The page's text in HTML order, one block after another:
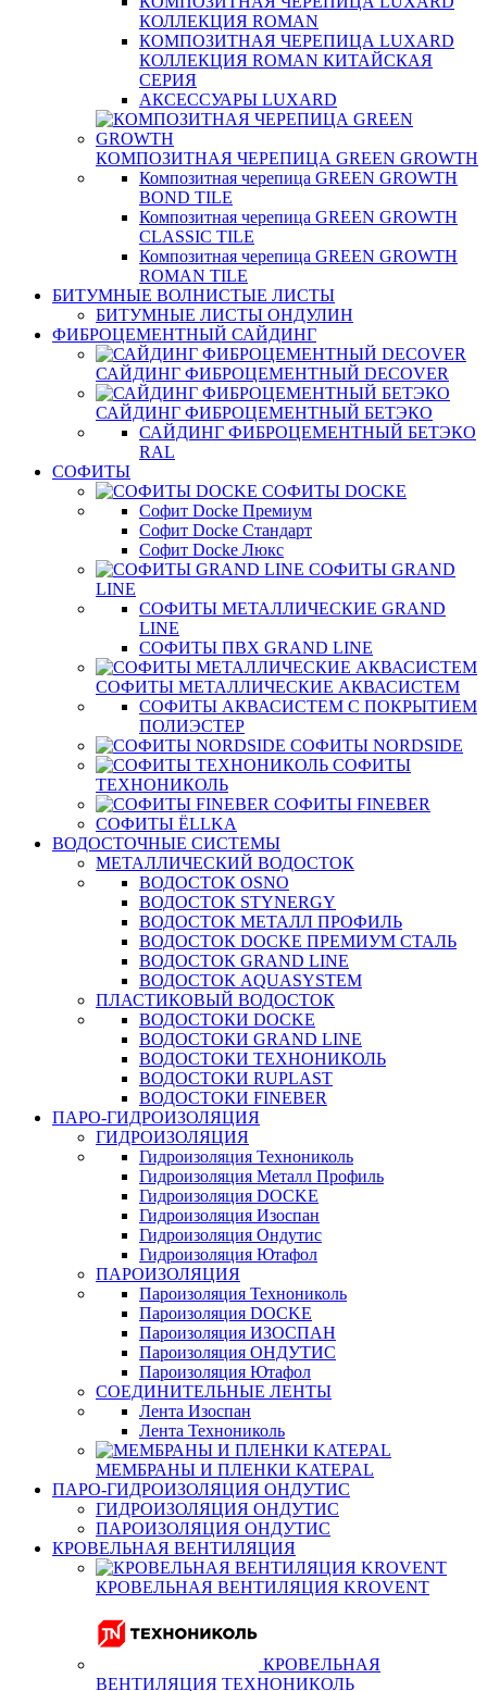
КОЛЛЕКЦИЯ ROMAN
КОМПОЗИТНАЯ ЧЕРЕПИЦА LUXARD
КОЛЛЕКЦИЯ ROMAN КИТАЙСКАЯ
СЕРИЯ
АКСЕССУАРЫ LUXARD
КОМПОЗИТНАЯ ЧЕРЕПИЦА GREEN GROWTH
Композитная черепица GREEN GROWTH
BOND TILE
Композитная черепица GREEN GROWTH
CLASSIC TILE
Композитная черепица GREEN GROWTH
ROMAN TILE
БИТУМНЫЕ ВОЛНИСТЫЕ ЛИСТЫ
БИТУМНЫЕ ЛИСТЫ ОНДУЛИН
ФИБРОЦЕМЕНТНЫЙ САЙДИНГ
САЙДИНГ ФИБРОЦЕМЕНТНЫЙ DECOVER
САЙДИНГ ФИБРОЦЕМЕНТНЫЙ БЕТЭКО
САЙДИНГ ФИБРОЦЕМЕНТНЫЙ БЕТЭКО
RAL
СОФИТЫ
СОФИТЫ DOCKE
Софит Docke Премиум
Софит Docke Стандарт
Софит Docke Люкс
СОФИТЫ GRAND
LINE
СОФИТЫ МЕТАЛЛИЧЕСКИЕ GRAND
LINE
СОФИТЫ ПВХ GRAND LINE
СОФИТЫ МЕТАЛЛИЧЕСКИЕ АКВАСИСТЕМ
СОФИТЫ АКВАСИСТЕМ С ПОКРЫТИЕМ
ПОЛИЭСТЕР
СОФИТЫ NORDSIDE
СОФИТЫ
ТЕХНОНИКОЛЬ
СОФИТЫ FINEBER
СОФИТЫ ЁLLKA
ВОДОСТОЧНЫЕ СИСТЕМЫ
МЕТАЛЛИЧЕСКИЙ ВОДОСТОК
ВОДОСТОК OSNO
ВОДОСТОК STYNERGY
ВОДОСТОК МЕТАЛЛ ПРОФИЛЬ
ВОДОСТОК DOCKE ПРЕМИУМ СТАЛЬ
ВОДОСТОК GRAND LINE
ВОДОСТОК AQUASYSTEM
ПЛАСТИКОВЫЙ ВОДОСТОК
ВОДОСТОКИ DOCKE
ВОДОСТОКИ GRAND LINE
ВОДОСТОКИ ТЕХНОНИКОЛЬ
ВОДОСТОКИ RUPLAST
ВОДОСТОКИ FINEBER
ПАРО-ГИДРОИЗОЛЯЦИЯ
ГИДРОИЗОЛЯЦИЯ
Гидроизоляция Технониколь
Гидроизоляция Металл Профиль
Гидроизоляция DOCKE
Гидроизоляция Изоспан
Гидроизоляция Ондутис
Гидроизоляция Ютафол
ПАРОИЗОЛЯЦИЯ
Пароизоляция Технониколь
Пароизоляция DOCKE
Пароизоляция ИЗОСПАН
Пароизоляция ОНДУТИС
Пароизоляция Ютафол
СОЕДИНИТЕЛЬНЫЕ ЛЕНТЫ
Лента Изоспан
Лента Технониколь
МЕМБРАНЫ И ПЛЕНКИ KATEPAL
ПАРО-ГИДРОИЗОЛЯЦИЯ ОНДУТИС
ГИДРОИЗОЛЯЦИЯ ОНДУТИС
ПАРОИЗОЛЯЦИЯ ОНДУТИС
КРОВЕЛЬНАЯ ВЕНТИЛЯЦИЯ
КРОВЕЛЬНАЯ ВЕНТИЛЯЦИЯ KROVENT
КРОВЕЛЬНАЯ
ВЕНТИЛЯЦИЯ ТЕХНОНИКОЛЬ